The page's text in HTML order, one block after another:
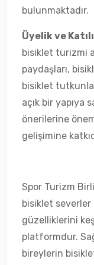
bulunmaktadır.
Üyelik ve
bisiklet turizmi
paydaşları,
bisiklet
açık bir yapıya
önerilerine
gelişimine
Spor Turizm
bisiklet severler
güzelliklerini
platformdur.
bireylerin